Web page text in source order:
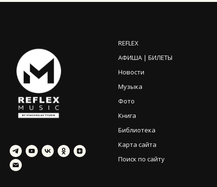
REFLEX
АФИША | БИЛЕТЫ
Новости
Музыка
Фото
Книга
Библиотека
Карта сайта
Поиск по сайту